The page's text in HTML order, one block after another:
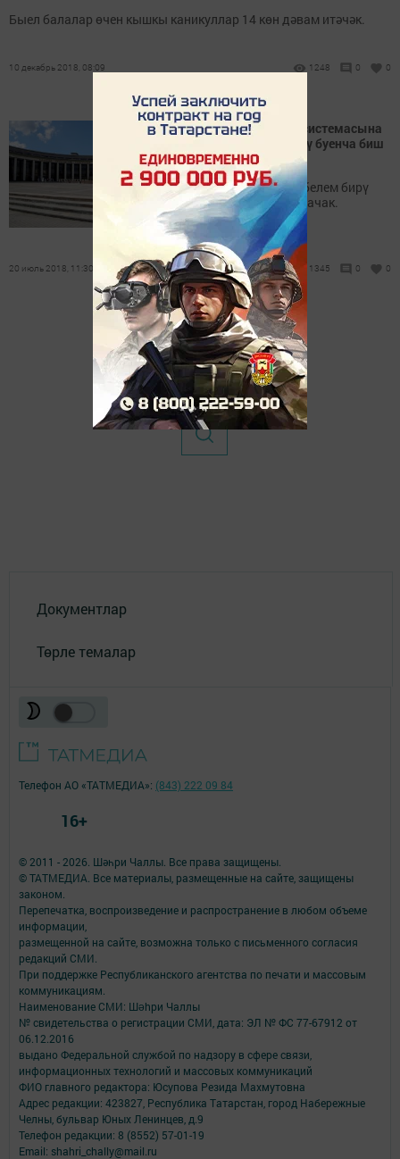
Быел балалар өчен кышкы каникуллар 14 көн дәвам итәчәк.
10 декабрь 2018, 08:09 1248 0 0
КФУда милли белем бирү системасына
педагогик кадрлар əзерлəү буенча биш
юнəлеш ачылды
Барлык биш юнəлештә дә белем бирү
татар телендә алып барылачак.
20 июль 2018, 11:30 1345 0 0
Документлар
Төрле темалар
© 2011 - 2026. Шәһри Чаллы. Все права защищены.
© ТАТМЕДИА. Все материалы, размещенные на сайте, защищены
законом.
Перепечатка, воспроизведение и распространение в любом объеме
информации,
размещенной на сайте, возможна только с письменного согласия
редакций СМИ.
При поддержке Республиканского агентства по печати и массовым
коммуникациям.
Наименование СМИ: Шəhри Чаллы
№ свидетельства о регистрации СМИ, дата: ЭЛ № ФС 77-67912 от
06.12.2016
выдано Федеральной службой по надзору в сфере связи,
информационных технологий и массовых коммуникаций
ФИО главного редактора: Юсупова Резида Махмутовна
Адрес редакции: 423827, Республика Татарстан, город Набережные
Челны, бульвар Юных Ленинцев, д.9
Телефон редакции: 8 (8552) 57-01-19
Email: shahri_chally@mail.ru
Телефон АО «ТАТМЕДИА»: (843) 222 09 84
16+